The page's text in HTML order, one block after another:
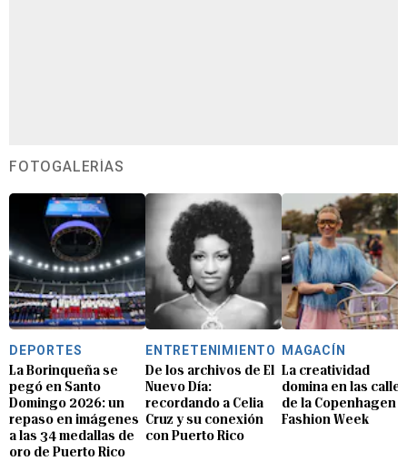
FOTOGALERÍAS
DEPORTES
La Borinqueña se
pegó en Santo
Domingo 2026: un
repaso en imágenes
a las 34 medallas de
oro de Puerto Rico
ENTRETENIMIENTO
De los archivos de El
Nuevo Día:
recordando a Celia
Cruz y su conexión
con Puerto Rico
MAGACÍN
La creatividad
domina en las calles
de la Copenhagen
Fashion Week